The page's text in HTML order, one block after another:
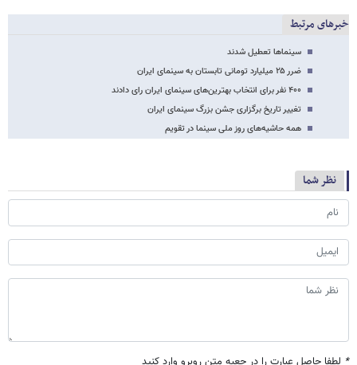
خبرهای مرتبط
سینماها تعطیل شدند
ضرر ۲۵ میلیارد تومانی تابستان به سینمای ایران
۴۰۰ نفر برای انتخاب بهترین‌های سینمای ایران رای دادند
تغییر تاریخ برگزاری جشن بزرگ سینمای ایران
همه حاشیه‌های روز ملی سینما در تقویم
نظر شما
* لطفا حاصل عبارت را در جعبه متن روبرو وارد کنید